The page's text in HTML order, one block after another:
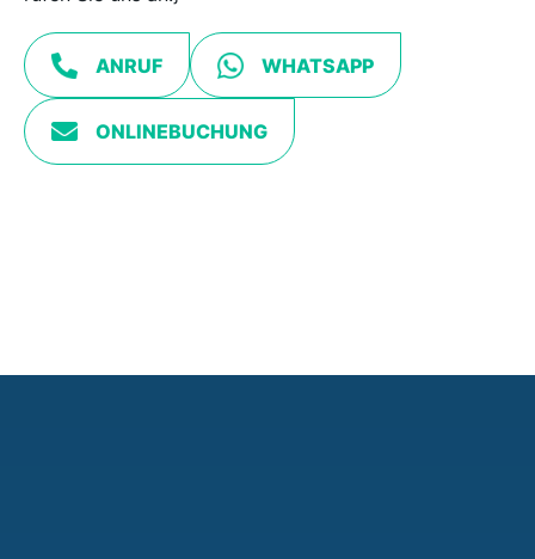
ANRUF WHATSAPP
ONLINEBUCHUNG